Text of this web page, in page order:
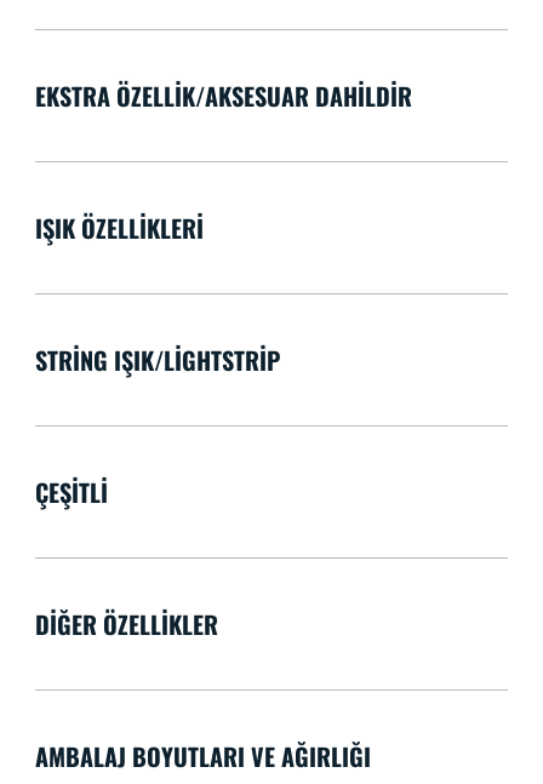
EKSTRA ÖZELLIK/AKSESUAR DAHILDIR
IŞIK ÖZELLIKLERI
STRING IŞIK/LIGHTSTRIP
ÇEŞITLI
DIĞER ÖZELLIKLER
AMBALAJ BOYUTLARI VE AĞIRLIĞI